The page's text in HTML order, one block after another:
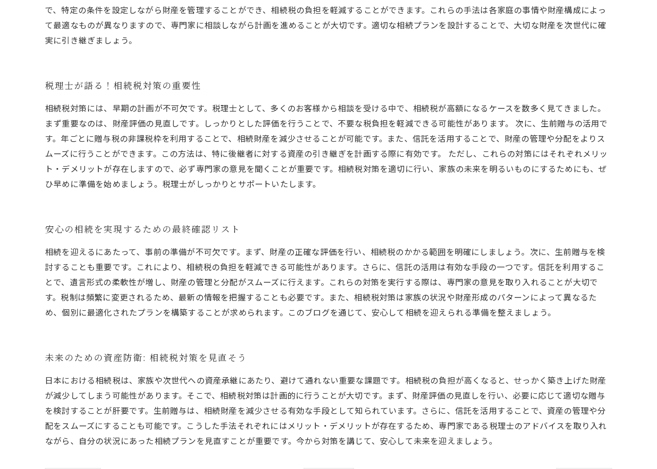
で、特定の条件を設定しながら財産を管理することができ、相続税の負担を軽減することができます。これらの手法は各家庭の事情や財産構成によっ
て最適なものが異なりますので、専門家に相談しながら計画を進めることが大切です。適切な相続プランを設計することで、大切な財産を次世代に確
実に引き継ぎましょう。
税理士が語る！相続税対策の重要性
相続税対策には、早期の計画が不可欠です。税理士として、多くのお客様から相談を受ける中で、相続税が高額になるケースを数多く見てきました。
まず重要なのは、財産評価の見直しです。しっかりとした評価を行うことで、不要な税負担を軽減できる可能性があります。 次に、生前贈与の活用で
す。年ごとに贈与税の非課税枠を利用することで、相続財産を減少させることが可能です。また、信託を活用することで、財産の管理や分配をよりス
ムーズに行うことができます。この方法は、特に後継者に対する資産の引き継ぎを計画する際に有効です。 ただし、これらの対策にはそれぞれメリッ
ト・デメリットが存在しますので、必ず専門家の意見を聞くことが重要です。相続税対策を適切に行い、家族の未来を明るいものにするためにも、ぜ
ひ早めに準備を始めましょう。税理士がしっかりとサポートいたします。
安心の相続を実現するための最終確認リスト
相続を迎えるにあたって、事前の準備が不可欠です。まず、財産の正確な評価を行い、相続税のかかる範囲を明確にしましょう。次に、生前贈与を検
討することも重要です。これにより、相続税の負担を軽減できる可能性があります。さらに、信託の活用は有効な手段の一つです。信託を利用するこ
とで、遺言形式の柔軟性が増し、財産の管理と分配がスムーズに行えます。これらの対策を実行する際は、専門家の意見を取り入れることが大切で
す。税制は頻繁に変更されるため、最新の情報を把握することも必要です。また、相続税対策は家族の状況や財産形成のパターンによって異なるた
め、個別に最適化されたプランを構築することが求められます。このブログを通じて、安心して相続を迎えられる準備を整えましょう。
未来のための資産防衛: 相続税対策を見直そう
日本における相続税は、家族や次世代への資産承継にあたり、避けて通れない重要な課題です。相続税の負担が高くなると、せっかく築き上げた財産
が減少してしまう可能性があります。そこで、相続税対策は計画的に行うことが大切です。まず、財産評価の見直しを行い、必要に応じて適切な贈与
を検討することが肝要です。生前贈与は、相続財産を減少させる有効な手段として知られています。さらに、信託を活用することで、資産の管理や分
配をスムーズにすることも可能です。こうした手法それぞれにはメリット・デメリットが存在するため、専門家である税理士のアドバイスを取り入れ
ながら、自分の状況にあった相続プランを見直すことが重要です。今から対策を講じて、安心して未来を迎えましょう。